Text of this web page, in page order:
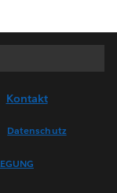
Kontakt
Datenschutz